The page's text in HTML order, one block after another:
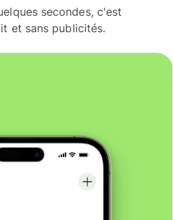
secondes, c'est
et sans publicités.